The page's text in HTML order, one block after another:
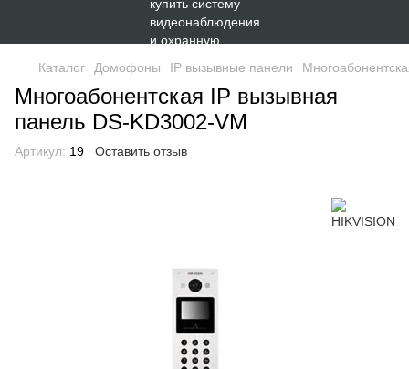
Каталог Домофоны IP вызывные панели
Многоабонентская IP вызывная
панель DS-KD3002-VM
Артикул: 19 Оставить отзыв